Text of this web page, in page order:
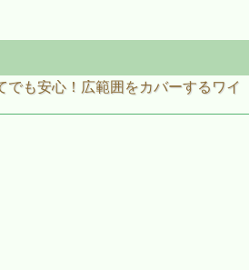
でも安心！広範囲をカバーするワイ